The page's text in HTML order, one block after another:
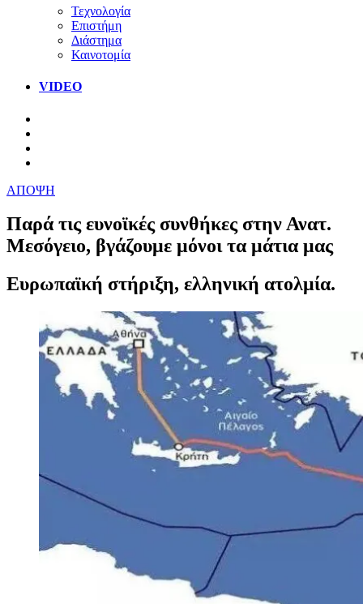
Τεχνολογία
Επιστήμη
Διάστημα
Καινοτομία
VIDEO
ΑΠΟΨΗ
Παρά τις ευνοϊκές συνθήκες στην Ανατ.
Μεσόγειο, βγάζουμε μόνοι τα μάτια μας
Ευρωπαϊκή στήριξη, ελληνική ατολμία.